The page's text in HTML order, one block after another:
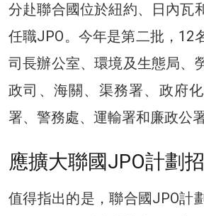
分赴聯合國位於紐約、日內瓦
任職JPO。今年是第二批，12
司長辦公室、環境及生態局、
政司、海關、渠務署、政府
署、警務處、運輸署和廉政公署
應擴大聯國JPO計劃
值得指出的是，聯合國JPO計